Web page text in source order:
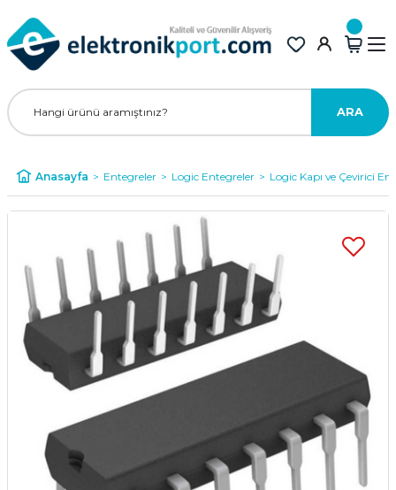
ARA
Anasayfa Entegreler Logic Entegreler Logic Kapı ve Çevirici